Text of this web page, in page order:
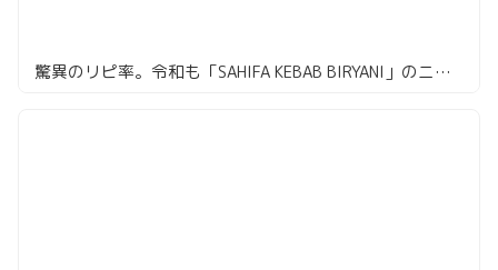
驚異のリピ率。令和も「SAHIFA KEBAB BIRYANI」のニハリセット